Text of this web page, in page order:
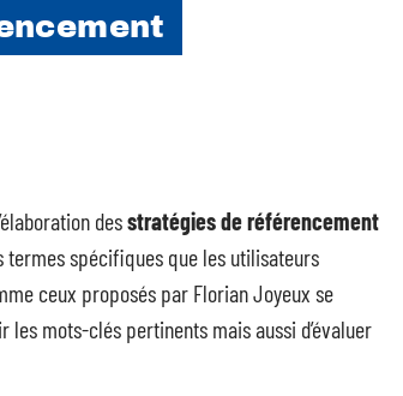
desstratégies de référencement
termes spécifiques que les utilisateurs
ceux proposés par Florian Joyeux se
les mots-clés pertinents mais aussi d’évaluer